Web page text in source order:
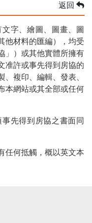
返回
字、繪圖、圖畫、圖
他材料的匯編），均受
」）或其他實體所擁有
准許或事先得到房協的
複印、編輯、發表、
本網站或其全部或任何
先得到房協之書面同
任何抵觸，概以英文本